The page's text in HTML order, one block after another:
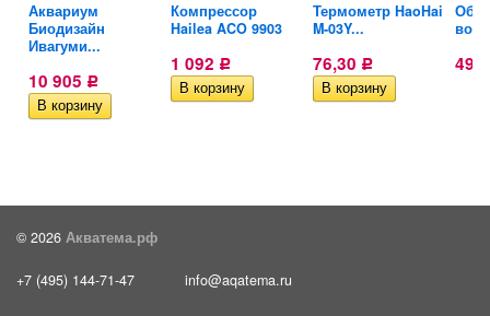
Аквариум
Биодизайн
Ивагуми...
10 905 Р
Компрессор
Hailea ACO 9903
1 092 Р
Термометр HaoHai
M-03Y...
76,30 Р 49
© 2026 Акватема.рф
+7 (495) 144-71-47 info@aqatema.ru